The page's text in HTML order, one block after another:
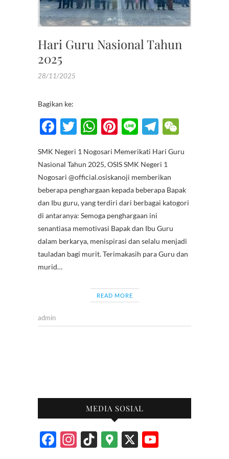
Hari Guru Nasional Tahun
2025
28/11/2025
Bagikan ke:
F
e
b
o
o
k
T
itt
er
W
at
s
A
p
p
Pi
er
es
t
Li
e
T
e
gr
a
m
C
at
SMK Negeri 1 Nogosari Memerikati Hari Guru
Nasional Tahun 2025, OSIS SMK Negeri 1
Nogosari @official.osiskanoji memberikan
beberapa penghargaan kepada beberapa Bapak
dan Ibu guru, yang terdiri dari berbagai katogori
di antaranya: Semoga penghargaan ini
senantiasa memotivasi Bapak dan Ibu Guru
dalam berkarya, menispirasi dan selalu menjadi
tauladan bagi murit. Terimakasih para Guru dan
murid…
READ MORE
admin
MEDIA SOSIAL
F
In Ti G
X